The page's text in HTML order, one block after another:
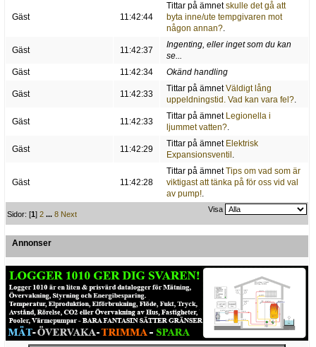
Gäst 11:42:44
Tittar på ämnetskulle det gå att
byta inne/ute tempgivaren mot
någon annan?.
Gäst 11:42:37
Ingenting, eller inget som du kan
se...
Gäst
11:42:34 Okänd handling
Gäst 11:42:33
Tittar på ämnetVäldigt lång
uppeldningstid. Vad kan vara fel?.
Gäst 11:42:33
Tittar på ämnet Legionella i
ljummet vatten?.
Gäst 11:42:29
Tittar på ämnet Elektrisk
Expansionsventil .
Gäst 11:42:28
Tittar på ämnetTips om vad som är
viktigast att tänka på för oss vid val
av pump!.
Sidor: [1]2 ...8 Next
Visa
Annonser